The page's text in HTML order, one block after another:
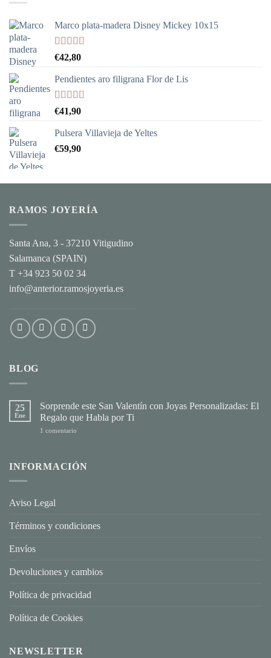
Marco plata-madera Disney Mickey 10x15
Valorado
5
€42,80
Pendientes aro filigrana Flor de Lis
Valorado
5
€41,90
Pulsera Villavieja de Yeltes
€59,90
RAMOS JOYERÍA
Santa Ana, 3 - 37210 Vitigudino
Salamanca (SPAIN)
T +34 923 50 02 34
info@anterior.ramosjoyeria.es
BLOG
25
Ene
Sorprende este San Valentín con Joyas Personalizadas: El
Regalo que Habla por Ti
1 comentario
Valentín
con
por
INFORMACIÓN
Aviso Legal
Términos y condiciones
Envíos
Devoluciones y cambios
Política de privacidad
Política de Cookies
NEWSLETTER